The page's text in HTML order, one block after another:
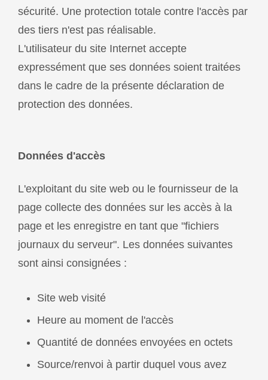
sécurité. Une protection totale contre l'accès par
des tiers n'est pas réalisable.
L'utilisateur du site Internet accepte
expressément que ses données soient traitées
dans le cadre de la présente déclaration de
protection des données.
Données d'accès
L'exploitant du site web ou le fournisseur de la
page collecte des données sur les accès à la
page et les enregistre en tant que "fichiers
journaux du serveur". Les données suivantes
sont ainsi consignées :
Site web visité
Heure au moment de l'accès
Quantité de données envoyées en octets
Source/renvoi à partir duquel vous avez